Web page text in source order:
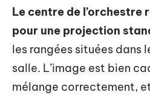
Le centre de l’orchestre
pour une projection
les rangées situées dans
salle. L’image est bien
mélange correctement,